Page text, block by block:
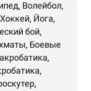
Волейбол,
Йога,
бой,
Боевые